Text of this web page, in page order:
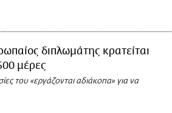
διπλωμάτης κρατείται
μέρες
του «εργάζονται αδιάκοπα» για να